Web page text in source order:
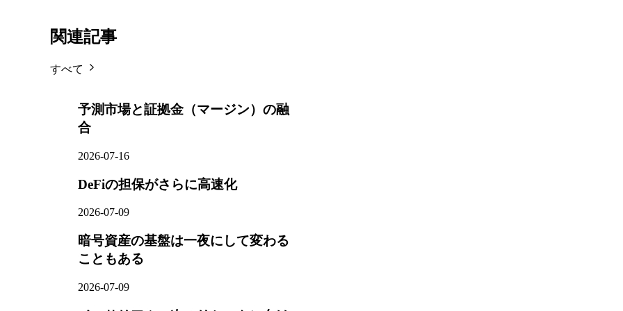
関連記事
すべて
予測市場と証拠金（マージン）の融
合
2026-07-16
DeFiの担保がさらに高速化
2026-07-09
暗号資産の基盤は一夜にして変わる
こともある
2026-07-09